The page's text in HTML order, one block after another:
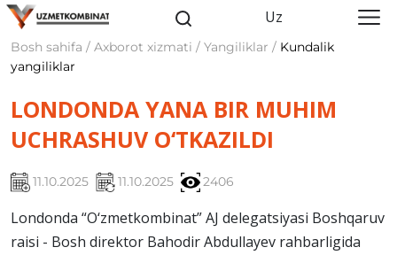
Uz
Bosh sahifa / Axborot xizmati / Yangiliklar / Kundalik
yangiliklar
LONDONDA YANA BIR MUHIM
UCHRASHUV O‘TKAZILDI
11.10.2025 11.10.2025 2406
Londonda “O‘zmetkombinat” AJ delegatsiyasi Boshqaruv
raisi - Bosh direktor Bahodir Abdullayev rahbarligida